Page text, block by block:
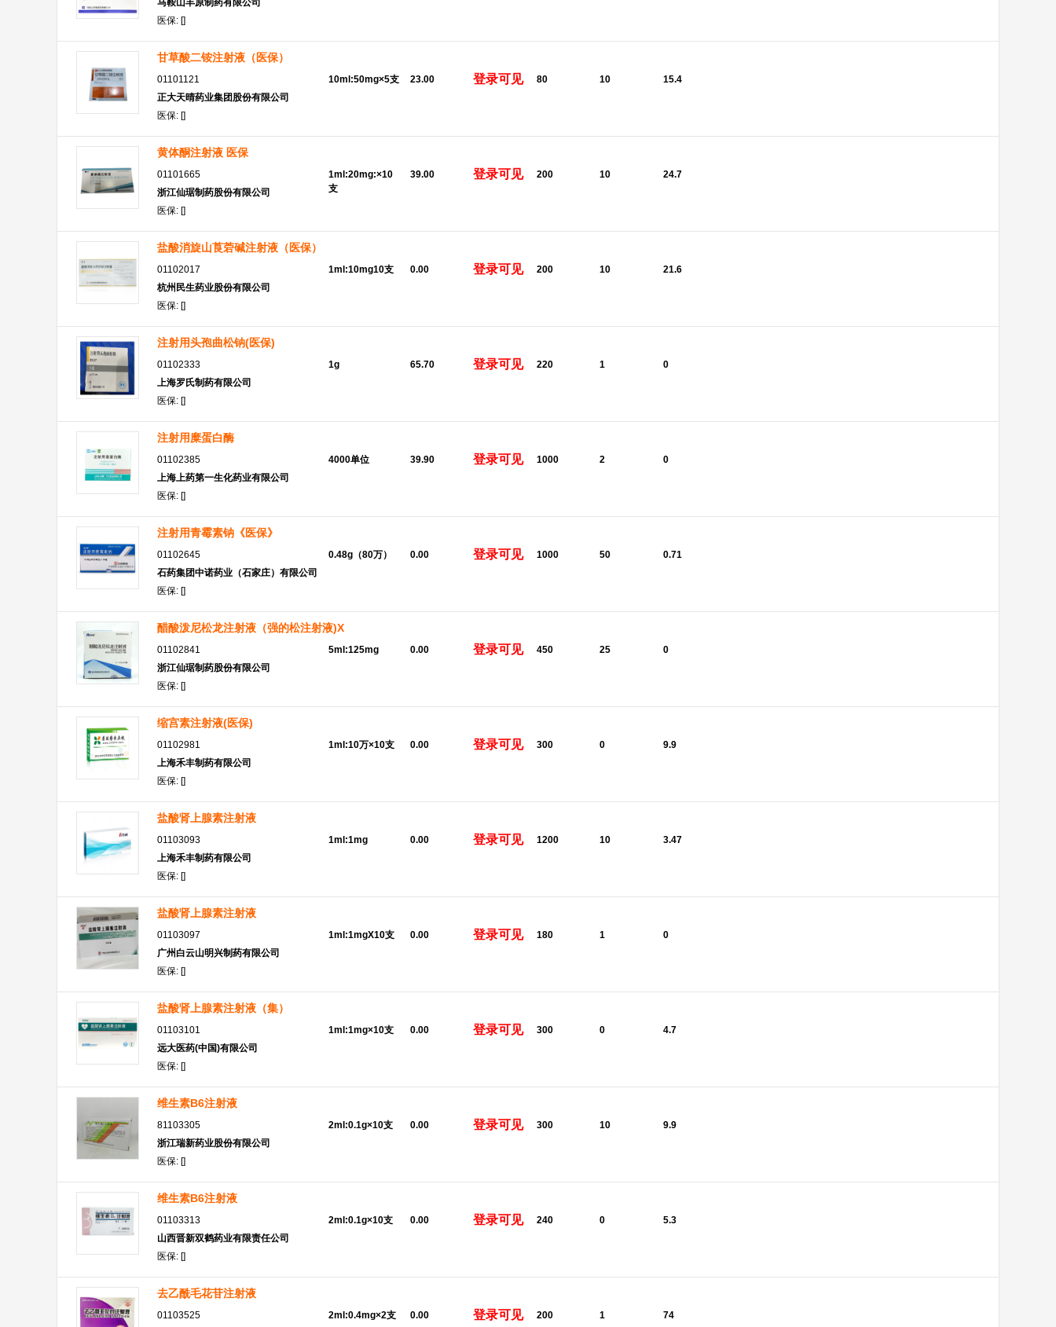
马鞍山丰原制药有限公司
医保: []
甘草酸二铵注射液（医保）
01101121
正大天晴药业集团股份有限公司
医保: []
10ml:50mg×5支 23.00 登录可见 80 10 15.4
黄体酮注射液 医保
01101665
浙江仙琚制药股份有限公司
医保: []
1ml:20mg:×10
支
39.00 登录可见 200 10 24.7
盐酸消旋山莨菪碱注射液（医保）
01102017
杭州民生药业股份有限公司
医保: []
1ml:10mg10支 0.00 登录可见 200 10 21.6
注射用头孢曲松钠(医保)
01102333
上海罗氏制药有限公司
医保: []
1g 65.70 登录可见 220 1 0
注射用糜蛋白酶
01102385
上海上药第一生化药业有限公司
医保: []
4000单位 39.90 登录可见 1000 2 0
注射用青霉素钠《医保》
01102645
石药集团中诺药业（石家庄）有限公司
医保: []
0.48g（80万） 0.00 登录可见 1000 50 0.71
醋酸泼尼松龙注射液（强的松注射液)X
01102841
浙江仙琚制药股份有限公司
医保: []
5ml:125mg 0.00 登录可见 450 25 0
缩宫素注射液(医保)
01102981
上海禾丰制药有限公司
医保: []
1ml:10万×10支 0.00 登录可见 300 0 9.9
盐酸肾上腺素注射液
01103093
上海禾丰制药有限公司
医保: []
1ml:1mg 0.00 登录可见 1200 10 3.47
盐酸肾上腺素注射液
01103097
广州白云山明兴制药有限公司
医保: []
1ml:1mgX10支 0.00 登录可见 180 1 0
盐酸肾上腺素注射液（集）
01103101
远大医药(中国)有限公司
医保: []
1ml:1mg×10支 0.00 登录可见 300 0 4.7
维生素B6注射液
81103305
浙江瑞新药业股份有限公司
医保: []
2ml:0.1g×10支 0.00 登录可见 300 10 9.9
维生素B6注射液
01103313
山西晋新双鹤药业有限责任公司
医保: []
2ml:0.1g×10支 0.00 登录可见 240 0 5.3
去乙酰毛花苷注射液
01103525
2ml:0.4mg×2支 0.00 登录可见 200 1 74